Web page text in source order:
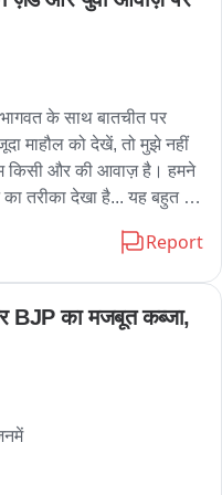
के साथ बातचीत पर
माहौल को देखें, तो मुझे नहीं
किसी और की आवाज़ है। हमने
तरीका देखा है... यह बहुत
कार्यक्रम आयोजित
जी के साथ बहुत अच्छी
लाइन से एक साफ़ दिशा
को बहुत साफ़-साफ़
ओर देखें हमारे बच्चों की
ब्रोचा कहते हैं, "ऋषभ ने
और विज़न बहुत अलग, बहुत
Report
BJP का मजबूत कब्जा,